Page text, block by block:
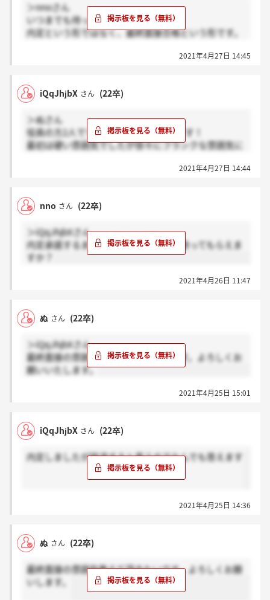
＞nnoさん
いつまでも待って貰えると思います！
内定という形ではなく、最終面接合格という形です。
言われましたよー
2021年4月27日 14:45
iQqJhjbX さん (22卒)
＞ぬさん
役員の方2人ですが話しやすい雰囲気です！
最初は硬い雰囲気でしたが徐々にフランクな雰囲気に
自己分析はしっかりしておいた方がいいと思います！
2021年4月27日 14:44
nno さん (22卒)
＞iQqJhjbXさん
内定承諾するまでの期限はどのくらい待ってもらえま
すか？
2021年4月26日 11:47
ぬ さん (22卒)
＞iQqJhjbXさん
最終面接の雰囲気を教えて頂きたいです。よろしくお
願いいたします。
2021年4月25日 15:01
iQqJhjbX さん (22卒)
内定しましたが辞退すると思うのでなんでも答えます
2021年4月25日 14:36
ぬ さん (22卒)
最終面接の雰囲気教えて頂きたいです。よろしくお願
いします。